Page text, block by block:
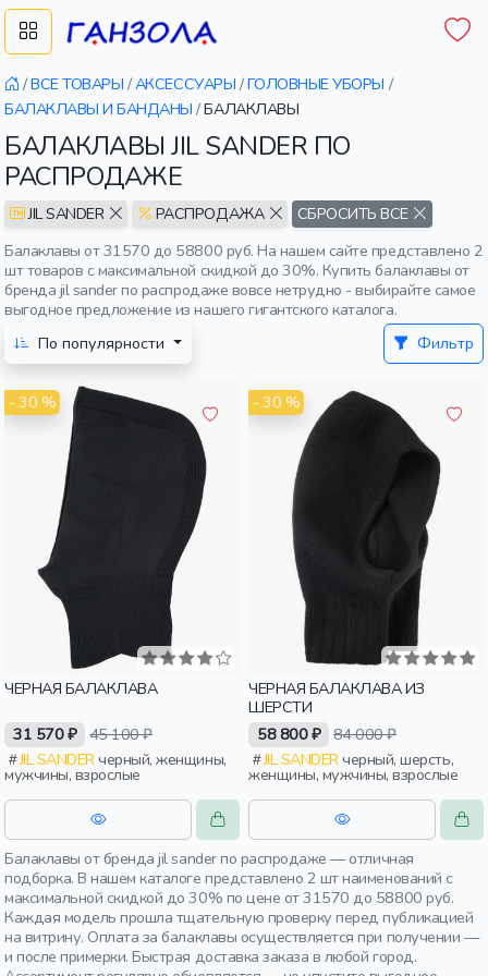
/ВСЕ ТОВАРЫ /АКСЕССУАРЫ /ГОЛОВНЫЕ УБОРЫ /
БАЛАКЛАВЫ И БАНДАНЫ /БАЛАКЛАВЫ
БАЛАКЛАВЫ JIL SANDER ПО
РАСПРОДАЖЕ
JIL SANDER РАСПРОДАЖА
СБРОСИТЬ ВСЕ
Балаклавы от 31570 до 58800 руб. На нашем сайте представлено 2
шт товаров с максимальной скидкой до 30%. Купить балаклавы от
бренда jil sander по распродаже вовсе нетрудно - выбирайте самое
выгодное предложение из нашего гигантского каталога.
По популярности
Фильтр
- 30 %
ЧЕРНАЯ БАЛАКЛАВА
31 570 ₽ 45 100 ₽
JIL SANDERчерный, женщины,
мужчины, взрослые
- 30 %
ЧЕРНАЯ БАЛАКЛАВА ИЗ
ШЕРСТИ
58 800 ₽ 84 000 ₽
JIL SANDERчерный, шерсть,
женщины, мужчины, взрослые
Балаклавы от бренда jil sander по распродаже — отличная
подборка. В нашем каталоге представлено 2 шт наименований с
максимальной скидкой до 30% по цене от 31570 до 58800 руб.
Каждая модель прошла тщательную проверку перед публикацией
на витрину. Оплата за балаклавы осуществляется при получении —
и после примерки. Быстрая доставка заказа в любой город.